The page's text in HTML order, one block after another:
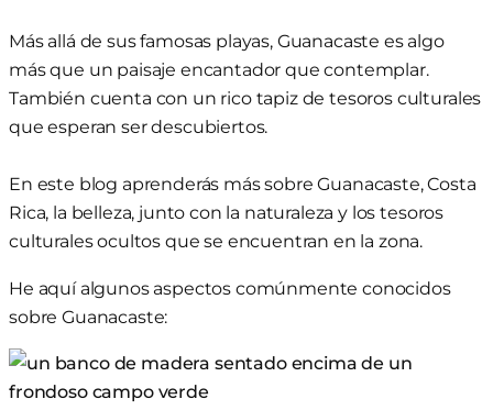
Más allá de sus famosas playas, Guanacaste es algo
más que un paisaje encantador que contemplar.
También cuenta con un rico tapiz de tesoros culturales
que esperan ser descubiertos.
En este blog aprenderás más sobre Guanacaste, Costa
Rica, la belleza, junto con la naturaleza y los tesoros
culturales ocultos que se encuentran en la zona.
He aquí algunos aspectos comúnmente conocidos
sobre Guanacaste: